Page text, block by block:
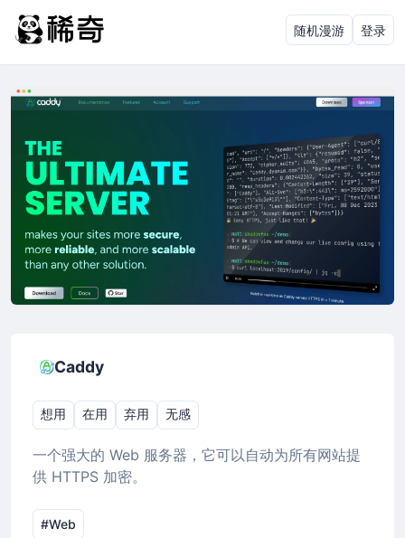
随机漫游 登录
Caddy
想用 在用 弃用 无感
一个强大的 Web 服务器，它可以自动为所有网站提
供 HTTPS 加密。
#Web